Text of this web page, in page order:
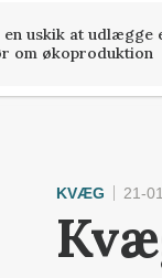
en uskik at udlægge
om økoproduktion
KVÆG 21-